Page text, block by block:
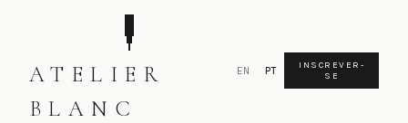
ATELIER
BLANC
EN PT
INSCREVER-
SE